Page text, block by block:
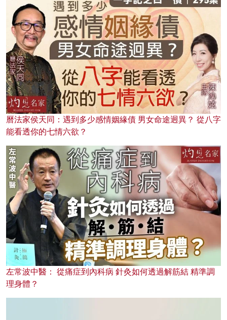
曆法家侯天同：遇到多少感情姻緣債 男女命途迥異？ 從八字
能看透你的七情六欲？
左常波中醫： 從痛症到內科病 針灸如何透過解筋結 精準調
理身體？